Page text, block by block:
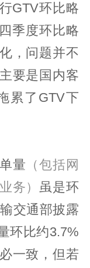
GTV环比略
季度环比略
，问题并不
要是国内客
累了GTV下
量 （包括网
务）虽是环
交通部披露
环比约3.7%
一致，但若